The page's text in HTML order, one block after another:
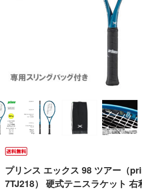
プリンス エックス 98 ツアー（
7TJ218） 硬式テニスラケット 右